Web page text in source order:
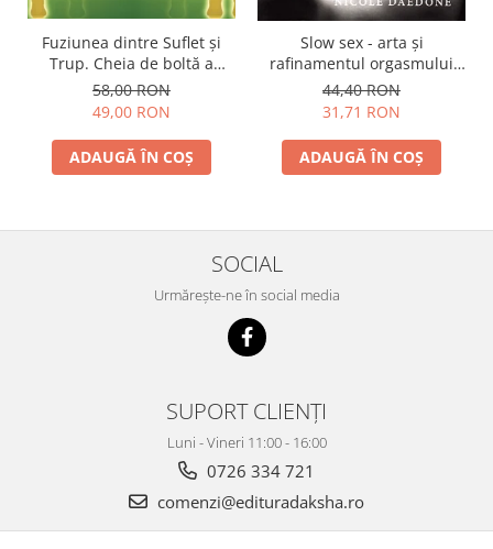
Fuziunea dintre Suflet și
Trup. Cheia de boltă a
vindecării și transformării
spirituale
58,00 RON
49,00 RON
ADAUGĂ ÎN COȘ
Slow sex - arta şi
rafinamentul orgasmului
feminin
44,40 RON
31,71 RON
ADAUGĂ ÎN COȘ
SOCIAL
Urmărește-ne în social media
SUPORT CLIENȚI
Luni - Vineri 11:00 - 16:00
0726 334 721
comenzi@edituradaksha.ro